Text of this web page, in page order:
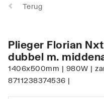
Terug
Plieger Florian
dubbel m.
1406x500mm | 980W |
8711238374536 |